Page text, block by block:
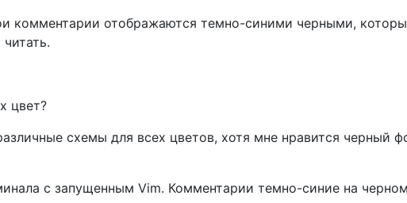
комментарии отображаются темно-синими черными,
цвет?
схемы для всех цветов, хотя мне нравится черный